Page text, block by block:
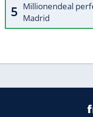
Millionendeal
Madrid